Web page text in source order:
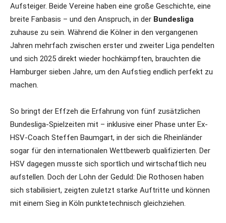
Aufsteiger. Beide Vereine haben eine große Geschichte, eine
breite Fanbasis – und den Anspruch, in der Bundesliga
zuhause zu sein. Während die Kölner in den vergangenen
Jahren mehrfach zwischen erster und zweiter Liga pendelten
und sich 2025 direkt wieder hochkämpften, brauchten die
Hamburger sieben Jahre, um den Aufstieg endlich perfekt zu
machen.
So bringt der Effzeh die Erfahrung von fünf zusätzlichen
Bundesliga-Spielzeiten mit – inklusive einer Phase unter Ex-
HSV-Coach Steffen Baumgart, in der sich die Rheinländer
sogar für den internationalen Wettbewerb qualifizierten. Der
HSV dagegen musste sich sportlich und wirtschaftlich neu
aufstellen. Doch der Lohn der Geduld: Die Rothosen haben
sich stabilisiert, zeigten zuletzt starke Auftritte und können
mit einem Sieg in Köln punktetechnisch gleichziehen.